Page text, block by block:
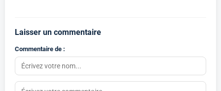
Laisser un commentaire
Commentaire de :